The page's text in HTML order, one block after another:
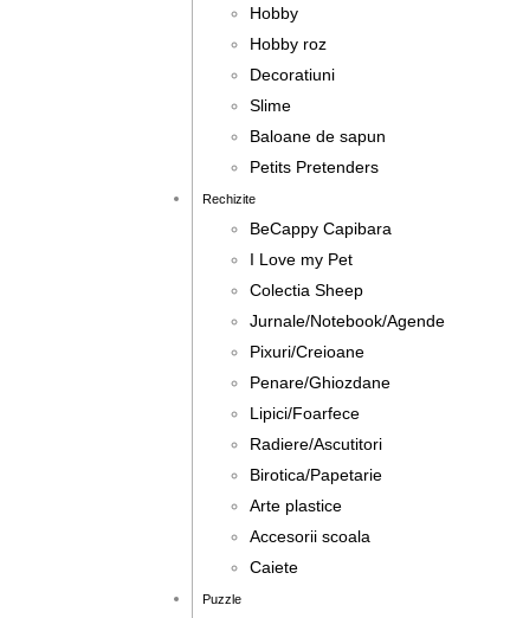
Hobby
Hobby roz
Decoratiuni
Slime
Baloane de sapun
Petits Pretenders
Rechizite
BeCappy Capibara
I Love my Pet
Colectia Sheep
Jurnale/Notebook/Agende
Pixuri/Creioane
Penare/Ghiozdane
Lipici/Foarfece
Radiere/Ascutitori
Birotica/Papetarie
Arte plastice
Accesorii scoala
Caiete
Puzzle